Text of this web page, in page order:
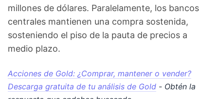
millones de dólares. Paralelamente, los bancos
centrales mantienen una compra sostenida,
sosteniendo el piso de la pauta de precios a
medio plazo.
Acciones de Gold: ¿Comprar, mantener o vender?
Descarga gratuita de tu análisis de Gold - Obtén la